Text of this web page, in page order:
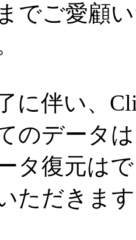
でご愛顧
に伴い、
のデータ
タ復元は
ただきま